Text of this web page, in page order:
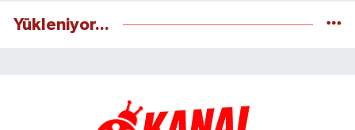
Yükleniyor...